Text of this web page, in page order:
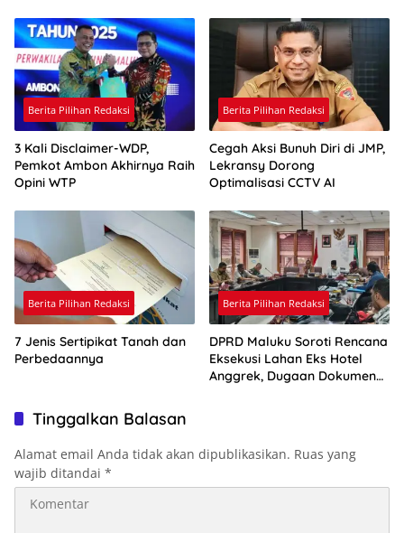
Berita Pilihan Redaksi
3 Kali Disclaimer-WDP,
Pemkot Ambon Akhirnya Raih
Opini WTP
Berita Pilihan Redaksi
Cegah Aksi Bunuh Diri di JMP,
Lekransy Dorong
Optimalisasi CCTV AI
Berita Pilihan Redaksi
7 Jenis Sertipikat Tanah dan
Perbedaannya
Berita Pilihan Redaksi
DPRD Maluku Soroti Rencana
Eksekusi Lahan Eks Hotel
Anggrek, Dugaan Dokumen
Tinggalkan Balasan
Alamat email Anda tidak akan dipublikasikan. Ruas yang
wajib ditandai *